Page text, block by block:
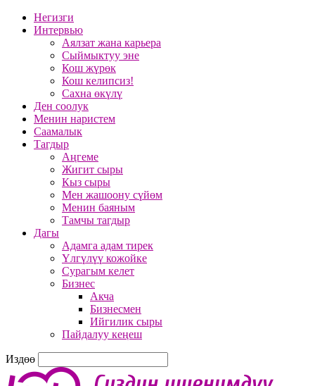
Негизги
Интервью
Аялзат жана карьера
Сыймыктуу эне
Кош жүрөк
Кош келипсиз!
Сахна өкүлү
Ден соолук
Менин наристем
Саамалык
Тагдыр
Аңгеме
Жигит сыры
Кыз сыры
Мен жашоону сүйөм
Менин баяным
Тамчы тагдыр
Дагы
Адамга адам тирек
Үлгүлүү кожойке
Сурагым келет
Бизнес
Акча
Бизнесмен
Ийгилик сыры
Пайдалуу кеңеш
Издөө